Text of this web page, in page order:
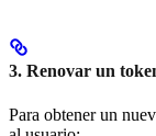
3. Renovar un
Para obtener un